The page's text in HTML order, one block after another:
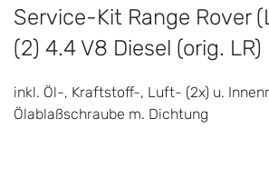
Service-Kit Range Rover
(2) 4.4 V8 Diesel (orig. LR)
inkl. Öl-, Kraftstoff-, Luft- (2x) u.
Ölablaßschraube m. Dichtung